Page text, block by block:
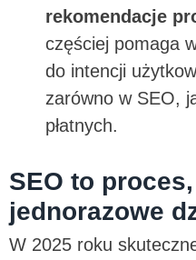
rekomendacje
częściej pomaga
do intencji
zarówno w SEO,
płatnych.
SEO to
jednorazowe
W 2025 roku